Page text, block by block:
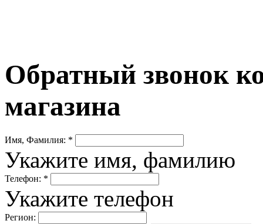
Обратный звонок
магазина
Имя, Фамилия: *
Укажите имя, фамилию
Телефон: *
Укажите телефон
Регион: